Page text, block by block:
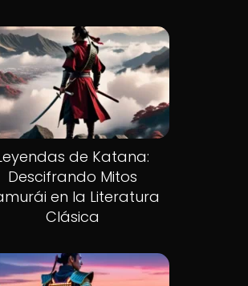
de Katana:
Descifrando Mitos
en la Literatura
Clásica